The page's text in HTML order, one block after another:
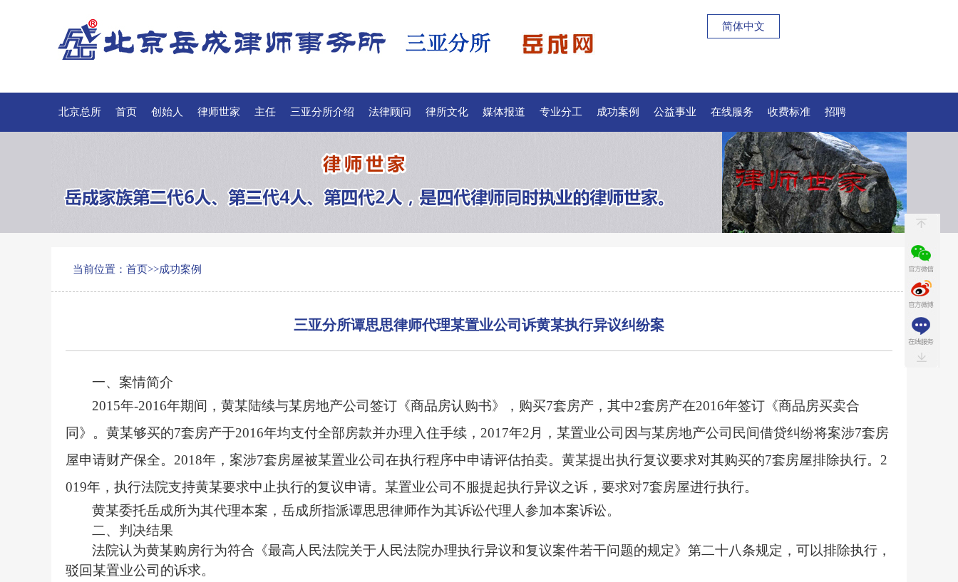
简体中文
北京总所 首页 创始人 律师世家 主任 三亚分所介绍 法律顾问 律所文化 媒体报道 专业分工 成功案例 公益事业 在线服务 收费标准 招聘
当前位置： 首页>>成功案例
三亚分所谭思思律师代理某置业公司诉黄某执行异议纠纷案
一、案情简介
2015年-2016年期间，黄某陆续与某房地产公司签订《商品房认购书》，购买7套房产，其中2套房产在2016年签订《商品房买卖合
同》。黄某够买的7套房产于2016年均支付全部房款并办理入住手续，2017年2月，某置业公司因与某房地产公司民间借贷纠纷将案涉7套房
屋申请财产保全。2018年，案涉7套房屋被某置业公司在执行程序中申请评估拍卖。黄某提出执行复议要求对其购买的7套房屋排除执行。2
019年，执行法院支持黄某要求中止执行的复议申请。某置业公司不服提起执行异议之诉，要求对7套房屋进行执行。
黄某委托岳成所为其代理本案，岳成所指派谭思思律师作为其诉讼代理人参加本案诉讼。
二、判决结果
法院认为黄某购房行为符合 《最高人民法院关于人民法院办理执行异议和复议案件若干问题的规定》第二十八条规定，可以排除执行，
驳回某置业公司的诉求。